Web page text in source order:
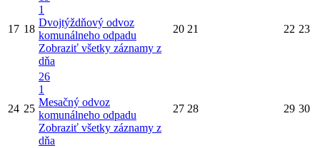
17 18
1
Dvojtýždňový odvoz
komunálneho odpadu
Zobraziť všetky záznamy z
dňa
20 21 22 23
24 25
26
1
Mesačný odvoz
komunálneho odpadu
Zobraziť všetky záznamy z
dňa
27 28 29 30